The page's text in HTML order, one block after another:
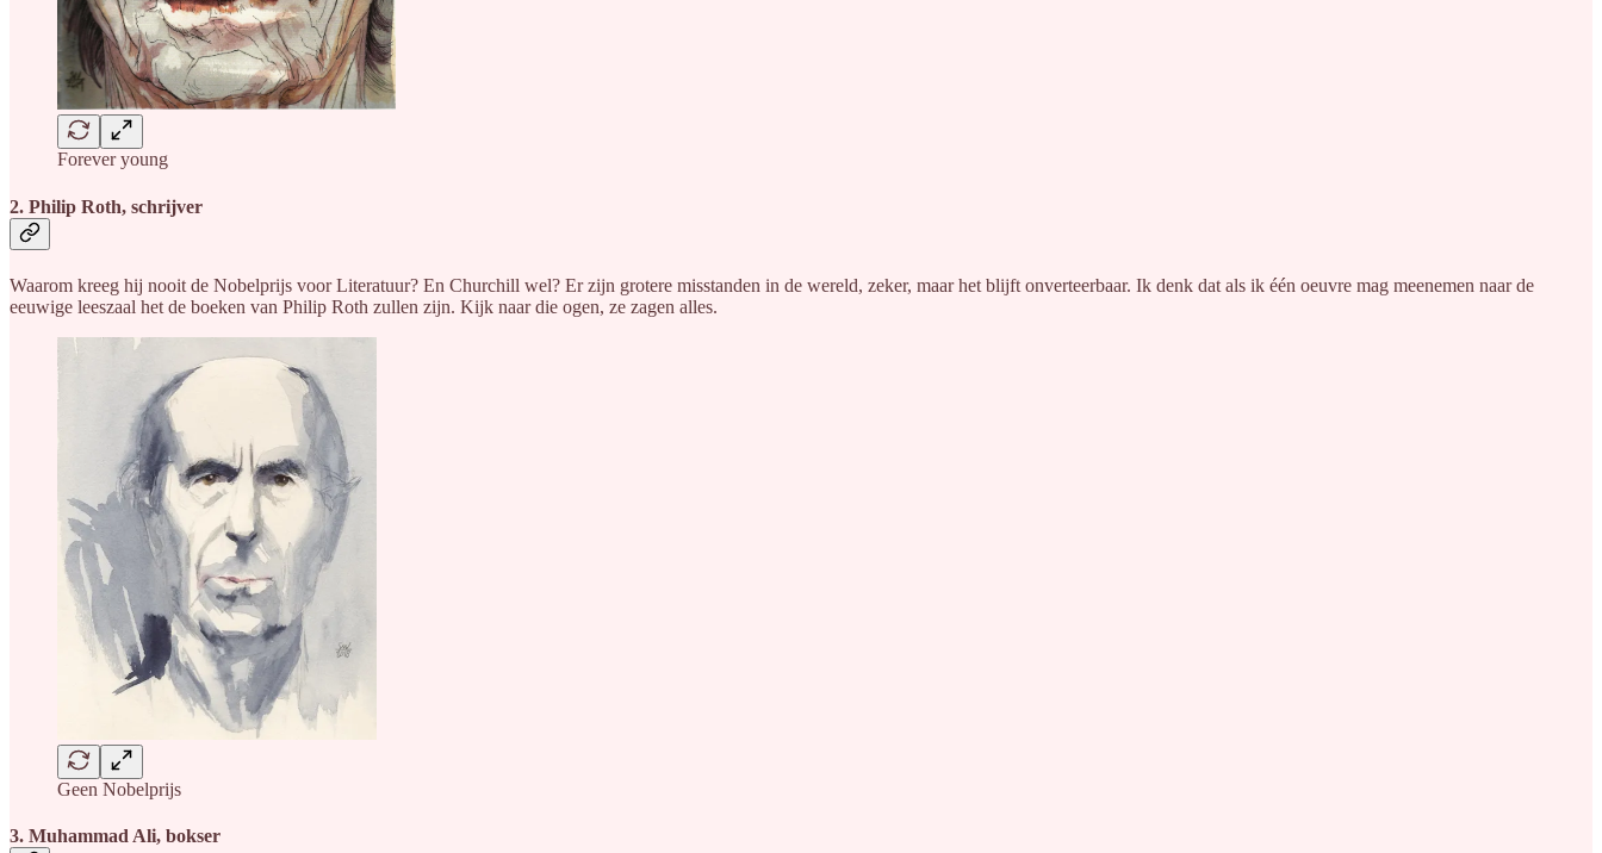
Forever young
2. Philip Roth, schrijver
Waarom kreeg hij nooit de Nobelprijs voor Literatuur? En Churchill wel? Er zijn grotere misstanden in de wereld, zeker, maar het blijft onverteerbaar. Ik denk dat als ik één oeuvre mag meenemen naar de
eeuwige leeszaal het de boeken van Philip Roth zullen zijn. Kijk naar die ogen, ze zagen alles.
Geen Nobelprijs
3. Muhammad Ali, bokser